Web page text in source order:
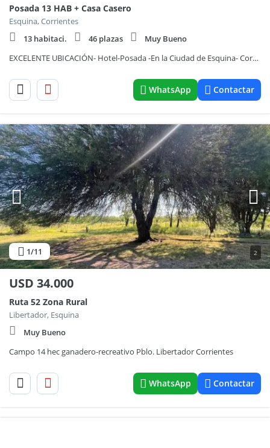
Posada 13 HAB + Casa Casero
Esquina, Corrientes
13 habitaci.
46 plazas
Muy Bueno
EXCELENTE UBICACIÓN- Hotel-Posada -En la Ciudad de Esquina- Corrientes
WhatsApp Contactar
1/11 2
USD 34.000
Ruta 52 Zona Rural
Libertador, Esquina
Muy Bueno
Campo 14 hec ganadero-recreativo Pblo. Libertador Corrientes
WhatsApp Contactar